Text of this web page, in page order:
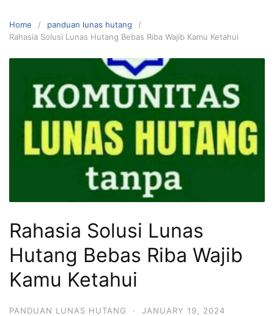
Home
panduan lunas hutang
Rahasia Solusi Lunas Hutang Bebas Riba Wajib Kamu Ketahui
Rahasia Solusi Lunas
Hutang Bebas Riba Wajib
Kamu Ketahui
PANDUAN LUNAS HUTANG · JANUARY 19, 2024